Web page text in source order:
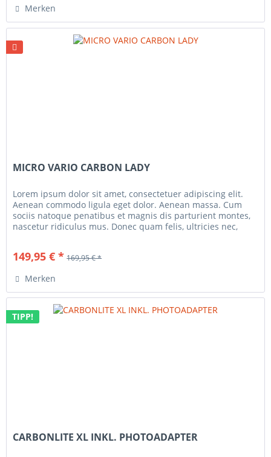
Merken
MICRO VARIO CARBON LADY
Lorem ipsum dolor sit amet, consectetuer adipiscing elit.
Aenean commodo ligula eget dolor. Aenean massa. Cum
sociis natoque penatibus et magnis dis parturient montes,
nascetur ridiculus mus. Donec quam felis, ultricies nec,
149,95 € * 169,95 € *
Merken
TIPP!
CARBONLITE XL INKL. PHOTOADAPTER